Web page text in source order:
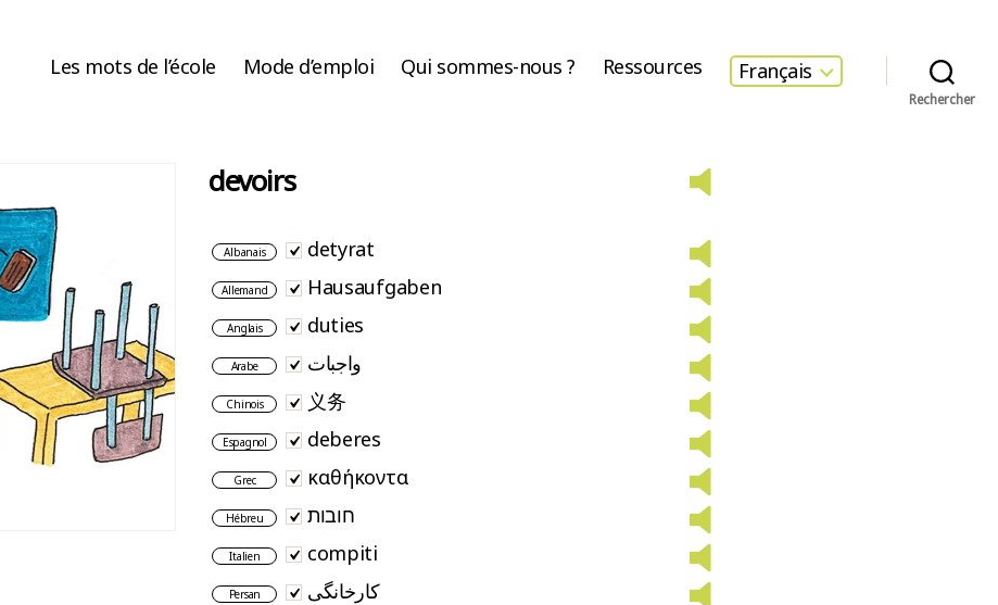
Les mots de l’école Mode d’emploi Qui sommes-nous ? Ressources Français
Rechercher
devoirs
Albanais detyrat
Allemand Hausaufgaben
Anglais duties
Arabe واجبات
Chinois 义务
Espagnol deberes
Grec καθήκοντα
Hébreu חובות
Italien compiti
Persan کارخانگی